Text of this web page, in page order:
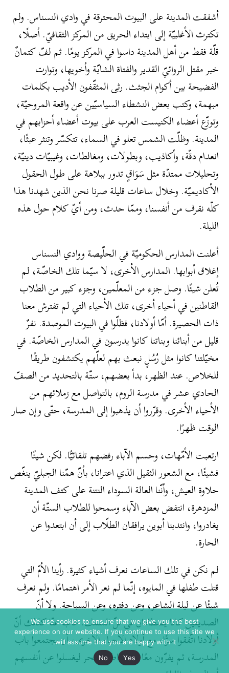
أشفقت المدينة على البيوت المحترقة في وادي النسناس. ولم
تكترث الأغلبيّة إلى ابتداء الحريق من المركز الثقافيّ. أصلًا،
قلّة فقط من أهل المدينة داسوا في المركز يومًا. ثم لفّ كتمانٌ
خبر مقتل الروائيّ القدير والفتاة الشابّة وأخويها، وتوارت
الفضيحة بين أكوام الجثث. رثى المثقّفون الأديب بكلمات
مبهمة، وكتب بعض النشطاء السياسيّين عن واقعة المروحيّة،
وتوزّع أعضاء الكنيست العرب على بيوت أعضاء أحزابهم في
المدينة. وظلّت الشمس تعلو في السماء، تتكسّر وتنثر عبثًا،
انعدام دقّة، وأكاذيب، وبطولات، ومغالطات، وغيبيّات دينيّة،
وتحليلات ممتدّة مثل سَوَاقٍ تدور ببلاهة على طول الحقول
الأكاديميّة. وخلال ساعات قليلة صرنا نحن الذين شهدنا هذا
كلّه نقرف من أنفسنا، وممّا حدث، ومن أيّ كلام حول هذه
الليلة.
أعلنت المدارس الحكوميّة في الحلّيصة ووادي النسناس
إغلاق أبوابها. المدارس الأخرى، لا سيّما تلك الخاصّة، لم
تُعلن شيئًا. وصل جزء من المعلّمين، وجزء كبير من الطلاب
القاطنين في أحياء أخرى، تلك الأحياء التي لم تفترش معنا
ذات الحصيرة. أمّا أولادنا، فظلّوا في البيوت الموصدة. نفرٌ
قليل من أبنائنا وبناتنا كانوا يدرسون في المدارس الخاصّة. في
مخيّلتنا كانوا مثل رُسُلٍ نبعث بهم لعلّهم يكتشفون طريقًا
للخلاص. عند الظهر، بدأ بعضهم، ستّة بالتحديد من الصفّ
الحادي عشر في مدرسة الروم، بالتواصل مع زملائهم من
الأحياء الأخرى. وقرّروا أن يذهبوا إلى المدرسة، حتّى وإن صار
الوقت ظهرًا.
ارتعبت الأمّهات، وحسم الآباء رفضهم تلقائيًّا. لكن شيئًا
فشيئًا، مع الشعور الثقيل الذي اعترانا، بأنّ همّنا الجبليّ ينغّص
حلاوة العيش، وأنّنا العالة السوداء النتنة على كتف المدينة
المزدهرة، انتفض بعض الآباء وسمحوا للطلاب الستّة أن
يغادروا، وانتدبنا أبوين يرافقان الطلّاب إلى أن ابتعدوا عن
الحارة.
لم نكن في تلك الساعات نعرف أشياء كثيرة. رأينا الأمّ التي
قتلت طفلها في المايوه، إنّما لم نعر الأمر اهتمامًا. ولم نعرف
شيئًا عن ليلة الشاعر، وعن دفتره، وعن السباحة. ولا أنّ
الصديقين كانا يصطادان في تلّ السمك. غاب عنّا كذلك أنّ
أولادنا اتّفقوا سرًّا، مع أولاد الأحياء الأخرى، أن يجتمعوا باب
المدرسة، ثم يفرّون معًا إلى شاطئ البحر ليغسلوا عن أنفسهم
We use cookies to ensure that we give you the best
experience on our website. If you continue to use this site we
will assume that you are happy with it.
Yes
No